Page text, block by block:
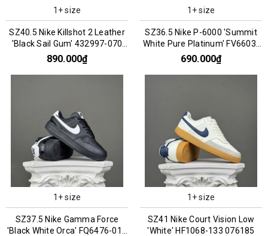
1+ size
SZ40.5 Nike Killshot 2 Leather
'Black Sail Gum' 432997-070
066717
890.000₫
1+ size
SZ36.5 Nike P-6000 'Summit
White Pure Platinum' FV6603-
101 066853
690.000₫
1+ size
SZ37.5 Nike Gamma Force
'Black White Orca' FQ6476-010
1+ size
SZ41 Nike Court Vision Low
'White' HF1068-133 076185